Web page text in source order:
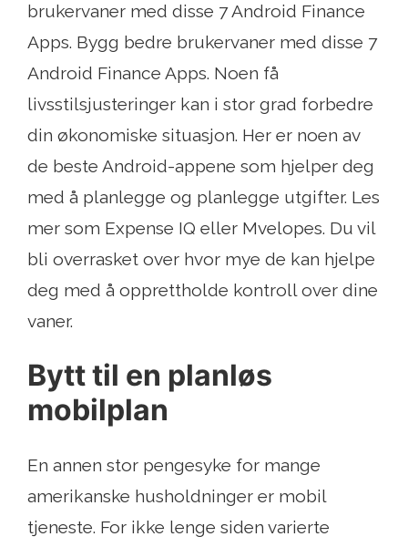
brukervaner med disse 7 Android Finance
Apps. Bygg bedre brukervaner med disse 7
Android Finance Apps. Noen få
livsstilsjusteringer kan i stor grad forbedre
din økonomiske situasjon. Her er noen av
de beste Android-appene som hjelper deg
med å planlegge og planlegge utgifter. Les
mer som Expense IQ eller Mvelopes. Du vil
bli overrasket over hvor mye de kan hjelpe
deg med å opprettholde kontroll over dine
vaner.
Bytt til en planløs
mobilplan
En annen stor pengesyke for mange
amerikanske husholdninger er mobil
tjeneste. For ikke lenge siden varierte